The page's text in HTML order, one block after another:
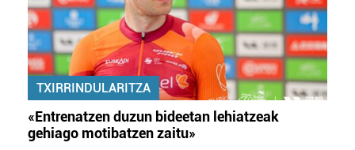
TXIRRINDULARITZA
«Entrenatzen duzun bideetan lehiatzeak
gehiago motibatzen zaitu»